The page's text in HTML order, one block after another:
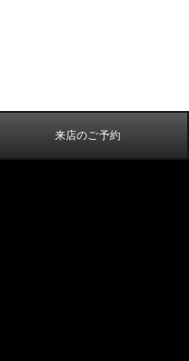
来店のご予約